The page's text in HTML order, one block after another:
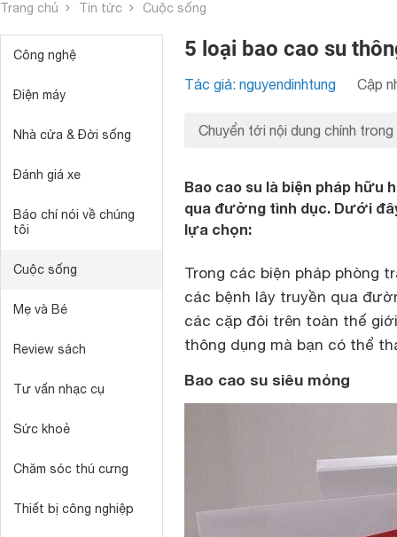
Trang chủ Tin tức Cuộc sống
Công nghệ
Điện máy
Nhà cửa & Đời sống
Đánh giá xe
Báo chí nói về chúng
tôi
Cuộc sống
Mẹ và Bé
Review sách
Tư vấn nhạc cụ
Sức khoẻ
Chăm sóc thú cưng
Thiết bị công nghiệp
5 loại bao cao su
Tác giả: nguyendinhtung Cập
Chuyển tới nội dung chính trong
Bao cao su là biện pháp hữu
qua đường tình dục. Dưới
lựa chọn:
Trong các biện pháp phòng
các bệnh lây truyền qua
các cặp đôi trên toàn thế
thông dụng mà bạn có thể
Bao cao su siêu mỏng